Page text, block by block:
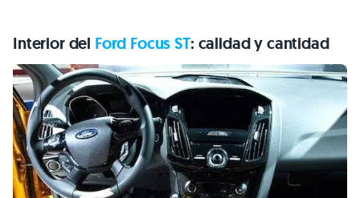
Interior del Ford Focus ST: calidad y cantidad